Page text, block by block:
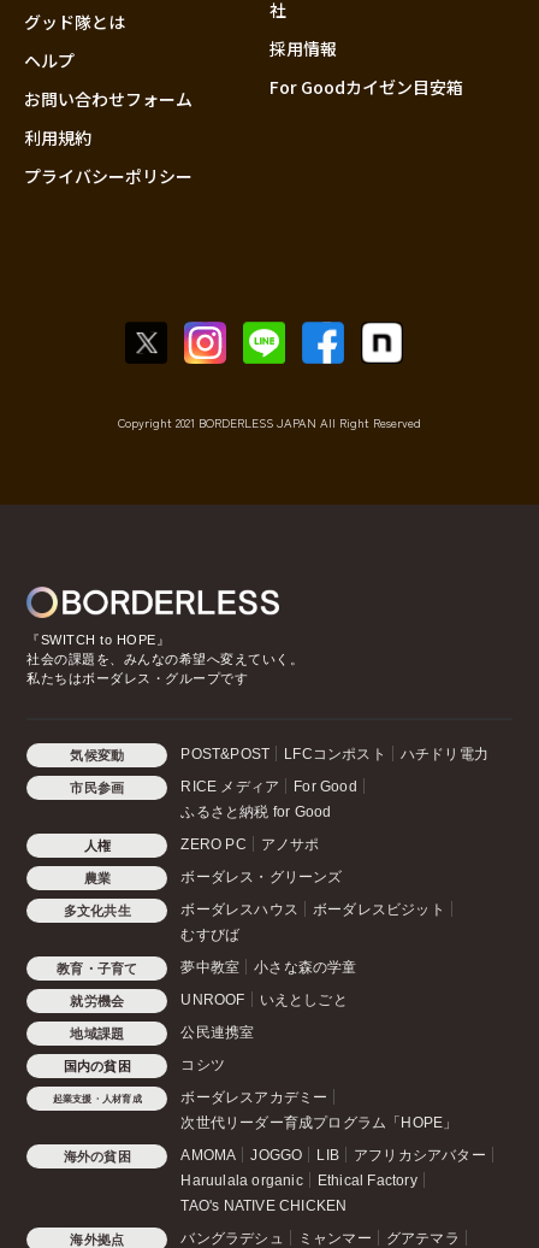
グッド隊とは
ヘルプ
お問い合わせフォーム
利用規約
プライバシーポリシー
社
採用情報
For Goodカイゼン目安箱
Copyright 2021 BORDERLESS JAPAN All Right Reserved
『SWITCH to HOPE』
社会の課題を、みんなの希望へ変えていく。
私たちはボーダレス・グループです
気候変動 POST&POST LFCコンポスト ハチドリ電力
市民参画 RICE メディア
For Good
ふるさと納税 for Good
人権 ZERO PC アノサポ
農業 ボーダレス・グリーンズ
多文化共生 ボーダレスハウス
ボーダレスビジット
むすびば
教育・子育て 夢中教室 小さな森の学童
就労機会 UNROOF いえとしごと
地域課題 公民連携室
国内の貧困 コシツ
起業支援・人材育成
ボーダレスアカデミー
次世代リーダー育成プログラム「HOPE」
海外の貧困 AMOMA JOGGO LIB
アフリカシアバター
Haruulala organic
Ethical Factory
TAO's NATIVE CHICKEN
海外拠点 バングラデシュ ミャンマー グアテマラ